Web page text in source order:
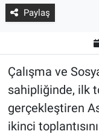
Paylaş
Çalışma ve
sahipliğinde, ilk
gerçekleştiren
ikinci